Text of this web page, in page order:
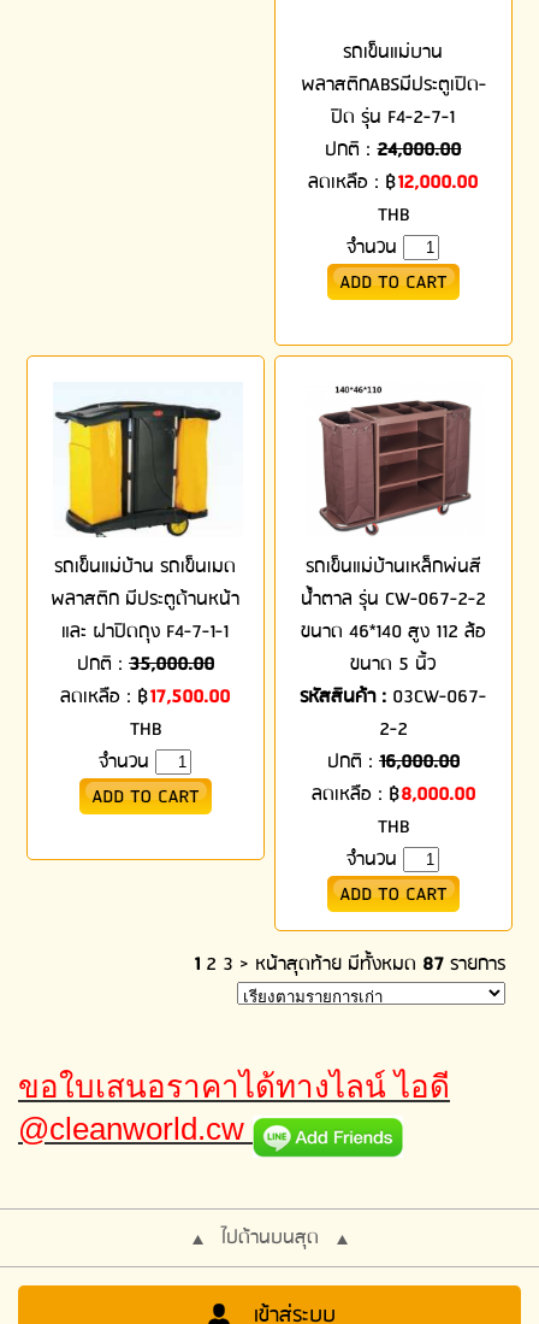
รถเข็นแม่บาน
พลาสติกABSมีประตูเปิด-
ปิด รุ่น F4-2-7-1
ปกติ :24,000.00
ลดเหลือ : ฿12,000.00
THB
จำนวน
รถเข็นแม่บ้าน รถเข็นเมด
พลาสติก มีประตูด้านหน้า
และ ฝาปิดถุง F4-7-1-1
ปกติ : 35,000.00
ลดเหลือ : ฿17,500.00
THB
จำนวน
รถเข็นแม่บ้านเหล็กพ่นสี
น้ำตาล รุ่น CW-067-2-2
ขนาด 46*140 สูง 112 ล้อ
ขนาด 5 นิ้ว
รหัสสินค้า : 03CW-067-
2-2
ปกติ : 16,000.00
ลดเหลือ : ฿8,000.00
THB
จำนวน
1 2 3 > หน้าสุดท้าย มีทั้งหมด 87รายการ
ขอใบเสนอราคาได้ทางไลน์ ไอดี
@cleanworld.cw
ไปด้านบนสุด
เข้าสู่ระบบ